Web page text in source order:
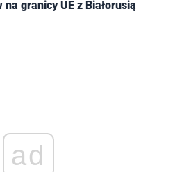
granicy UE z Białorusią
ad